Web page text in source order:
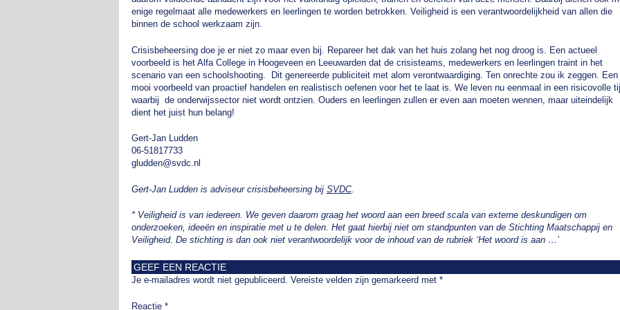
enige regelmaat alle medewerkers en leerlingen te worden betrokken. Veiligheid is een verantwoordelijkheid van allen die
binnen de school werkzaam zijn.
Crisisbeheersing doe je er niet zo maar even bij. Repareer het dak van het huis zolang het nog droog is. Een actueel
voorbeeld is het Alfa College in Hoogeveen en Leeuwarden dat de crisisteams, medewerkers en leerlingen traint in het
scenario van een schoolshooting. Dit genereerde publiciteit met alom verontwaardiging. Ten onrechte zou ik zeggen. Een
mooi voorbeeld van proactief handelen en realistisch oefenen voor het te laat is. We leven nu eenmaal in een risicovolle
waarbij de onderwijssector niet wordt ontzien. Ouders en leerlingen zullen er even aan moeten wennen, maar uiteindelijk
dient het juist hun belang!
Gert-Jan Ludden
06-51817733
gludden@svdc.nl
Gert-Jan Ludden is adviseur crisisbeheersing bij SVDC.
* Veiligheid is van iedereen. We geven daarom graag het woord aan een breed scala van externe deskundigen om
onderzoeken, ideeën en inspiratie met u te delen. Het gaat hierbij niet om standpunten van de Stichting Maatschappij en
Veiligheid. De stichting is dan ook niet verantwoordelijk voor de inhoud van de rubriek ‘Het woord is aan …’
GEEF EEN REACTIE
Je e-mailadres wordt niet gepubliceerd. Vereiste velden zijn gemarkeerd met *
Reactie *